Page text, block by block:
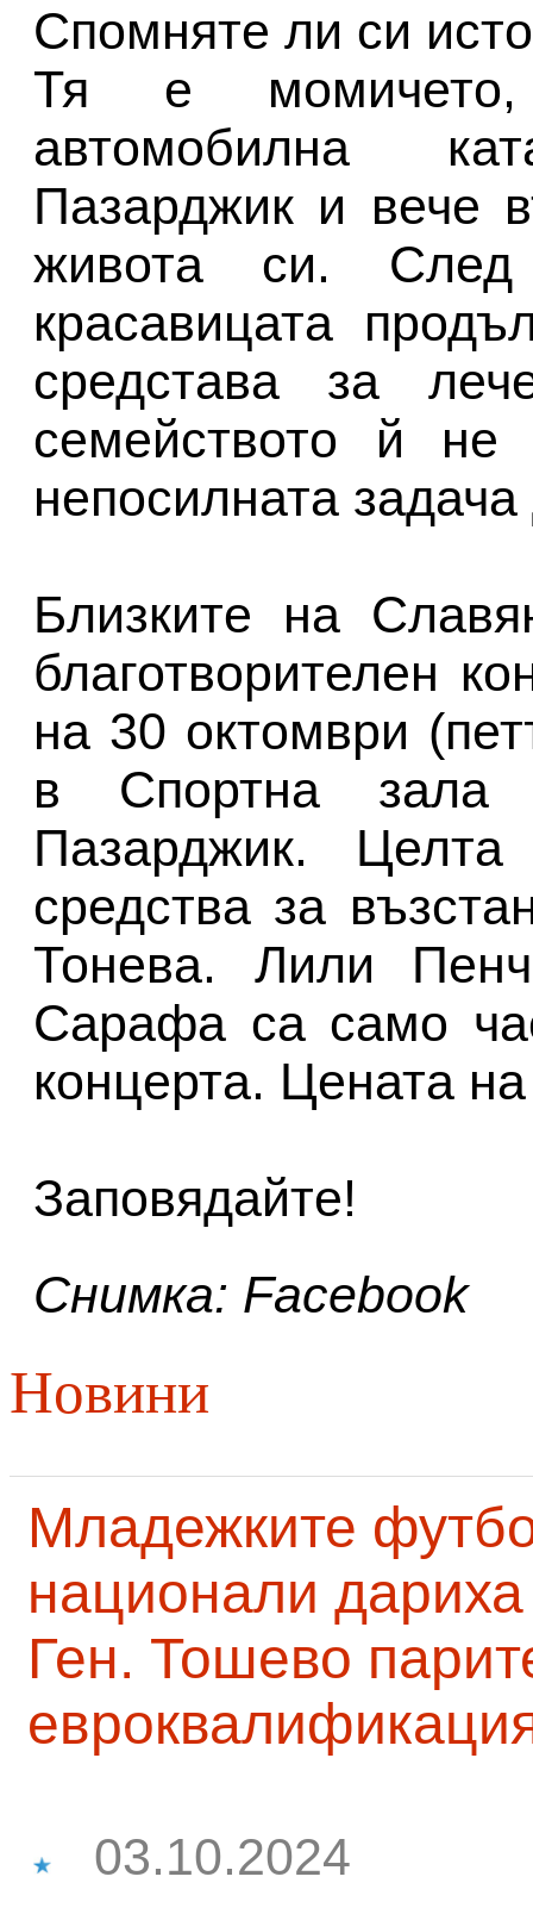
Спомняте ли си
Тя е
автомобилна
Пазарджик и вече
живота си. След
красавицата
средстава за
семейството й
непосилната
Близките на
благотворителен
на 30 октомври
в Спортна зала
Пазарджик.
средства за
Тонева. Лили
Сарафа са само
концерта. Цената
Заповядайте!
Снимка: Facebook
Новини
Младежките
национали
Ген. Тошево
03.10.2024